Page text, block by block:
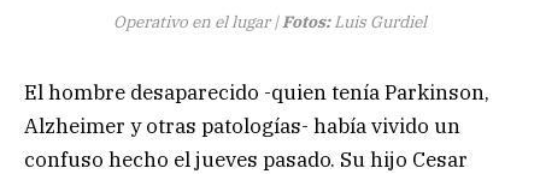
Operativo en el lugar |Fotos: Luis Gurdiel
El hombre desaparecido -quien tenía Parkinson,
Alzheimer y otras patologías- había vivido un
confuso hecho el jueves pasado. Su hijo Cesar